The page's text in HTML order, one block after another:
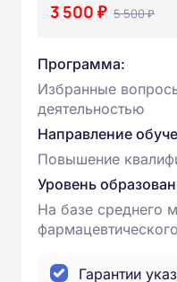
3 500 ₽ 5 500 ₽
Программа:
Избранные
деятельностью
Направление
Повышение
Уровень
На базе среднего
Гарантии